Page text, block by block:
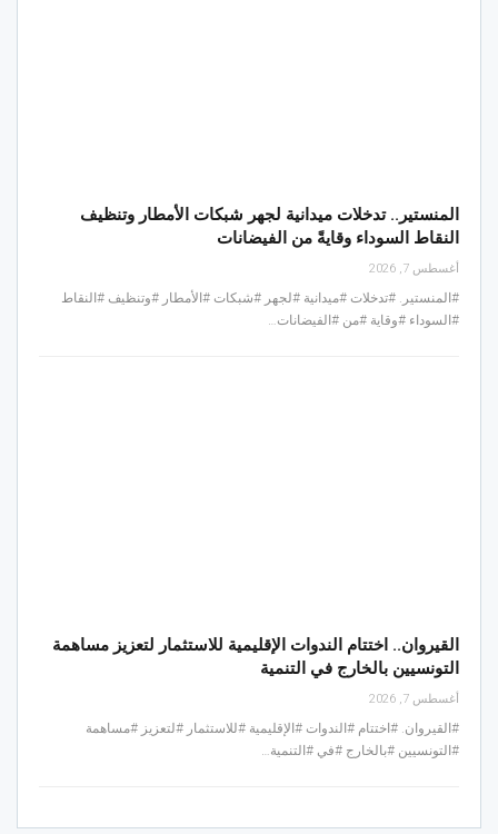
المنستير.. تدخلات ميدانية لجهر شبكات الأمطار وتنظيف
النقاط السوداء وقايةً من الفيضانات
أغسطس 7, 2026
#المنستير. #تدخلات #ميدانية #لجهر #شبكات #الأمطار #وتنظيف #النقاط
#السوداء #وقاية #من #الفيضانات…
القيروان.. اختتام الندوات الإقليمية للاستثمار لتعزيز مساهمة
التونسيين بالخارج في التنمية
أغسطس 7, 2026
#القيروان. #اختتام #الندوات #الإقليمية #للاستثمار #لتعزيز #مساهمة
#التونسيين #بالخارج #في #التنمية…